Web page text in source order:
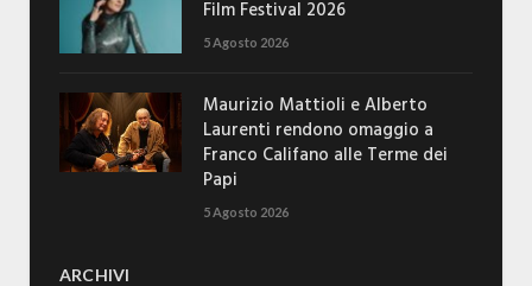
Film Festival 2026
5 Agosto 2026
Maurizio Mattioli e Alberto
Laurenti rendono omaggio a
Franco Califano alle Terme dei
Papi
5 Agosto 2026
ARCHIVI